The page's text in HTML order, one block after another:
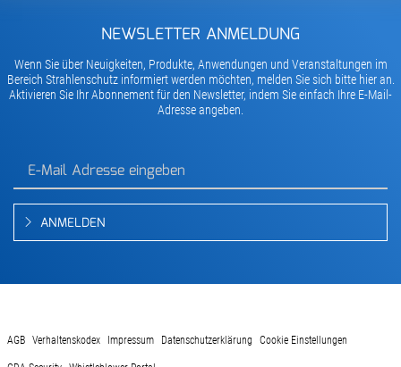
NEWSLETTER ANMELDUNG
Wenn Sie über Neuigkeiten, Produkte, Anwendungen und Veranstaltungen im
Bereich Strahlenschutz informiert werden möchten, melden Sie sich bitte hier an.
Aktivieren Sie Ihr Abonnement für den Newsletter, indem Sie einfach Ihre E-Mail-
Adresse angeben.
ANMELDEN
AGB Verhaltenskodex Impressum Datenschutzerklärung Cookie Einstellungen